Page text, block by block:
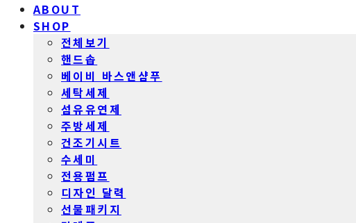
ABOUT
SHOP
전체보기
핸드솝
베이비 바스앤샴푸
세탁세제
섬유유연제
주방세제
건조기시트
수세미
전용펌프
디자인 달력
선물패키지